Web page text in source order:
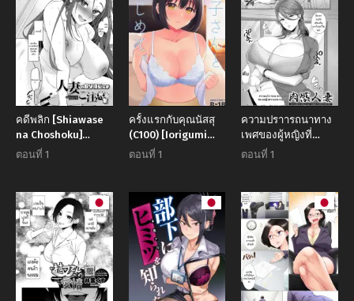
คดีพลิก [Shiawase
na Choshoku]
Hitozuma no
ตอนที่ 1
ครั้งแรกกับคุณนัสสุ
(C100) [Iorigumi
(Tokita Arumi)]
iDOLM@STER
CINDERELLA GIRLS)
ตอนที่ 1
ความปราารถนาทาง
เพศของผู้หญิงที่
แต่งงานแล้ว
Woman’s Carnal
Desire (Kanzen
Haiboku)
ตอนที่ 1